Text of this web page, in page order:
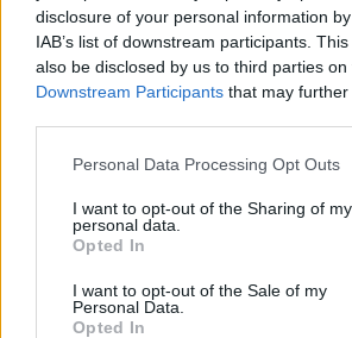
disclosure of your personal information
IAB’s list of downstream participants.
also be disclosed by us to third parties on
Downstream Participants that may
Personal Data Processing Opt Outs
I want to opt-out of the Sharing of my
personal data.
Opted In
I want to opt-out of the Sale of my
Personal Data.
Opted In
Δείτε